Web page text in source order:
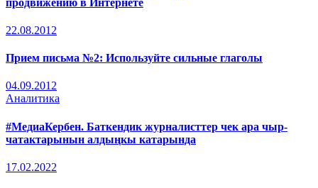
22.08.2012
Прием письма №2: Используйте сильные глаголы
04.09.2012
Аналитика
#МедиаКербен. Баткендик журналисттер чек ара чыр-
чатактарынын алдыңкы катарында
17.02.2022